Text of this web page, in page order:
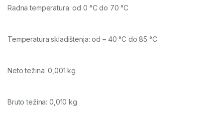
Radna temperatura: od 0 °C do 70 °C
Temperatura skladištenja: od – 40 °C do 85 °C
Neto težina: 0,001 kg
Bruto težina: 0,010 kg